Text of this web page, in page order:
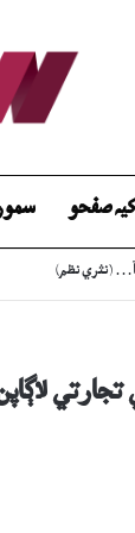
صفحو
جو قرض لاھيندڙ